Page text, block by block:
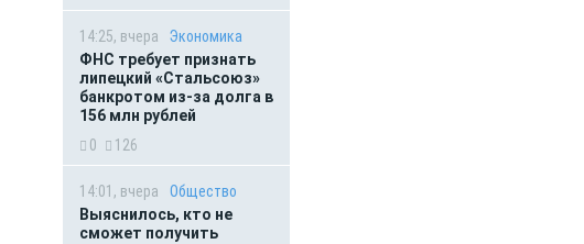
14:25, вчера
Экономика
ФНС требует признать
липецкий «Стальсоюз»
банкротом из-за долга в
156 млн рублей
0
126
14:01, вчера
Общество
Выяснилось, кто не
сможет получить